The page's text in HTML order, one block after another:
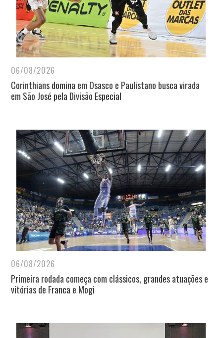
06/08/2026
Corinthians domina em Osasco e Paulistano busca virada
em São José pela Divisão Especial
06/08/2026
Primeira rodada começa com clássicos, grandes atuações e
vitórias de Franca e Mogi